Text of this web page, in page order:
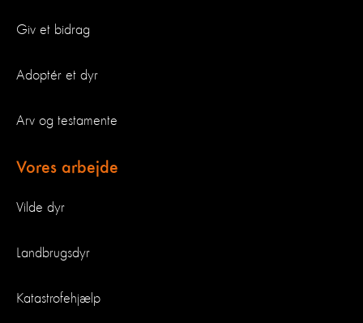
Giv et bidrag
Adoptér et dyr
Arv og testamente
Vores arbejde
Vilde dyr
Landbrugsdyr
Katastrofehjælp